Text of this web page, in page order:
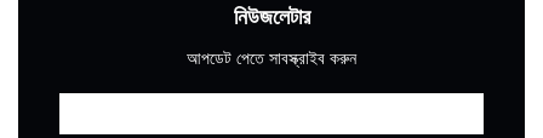
নিউজলেটার
আপডেট পেতে সাবস্ক্রাইব করুন